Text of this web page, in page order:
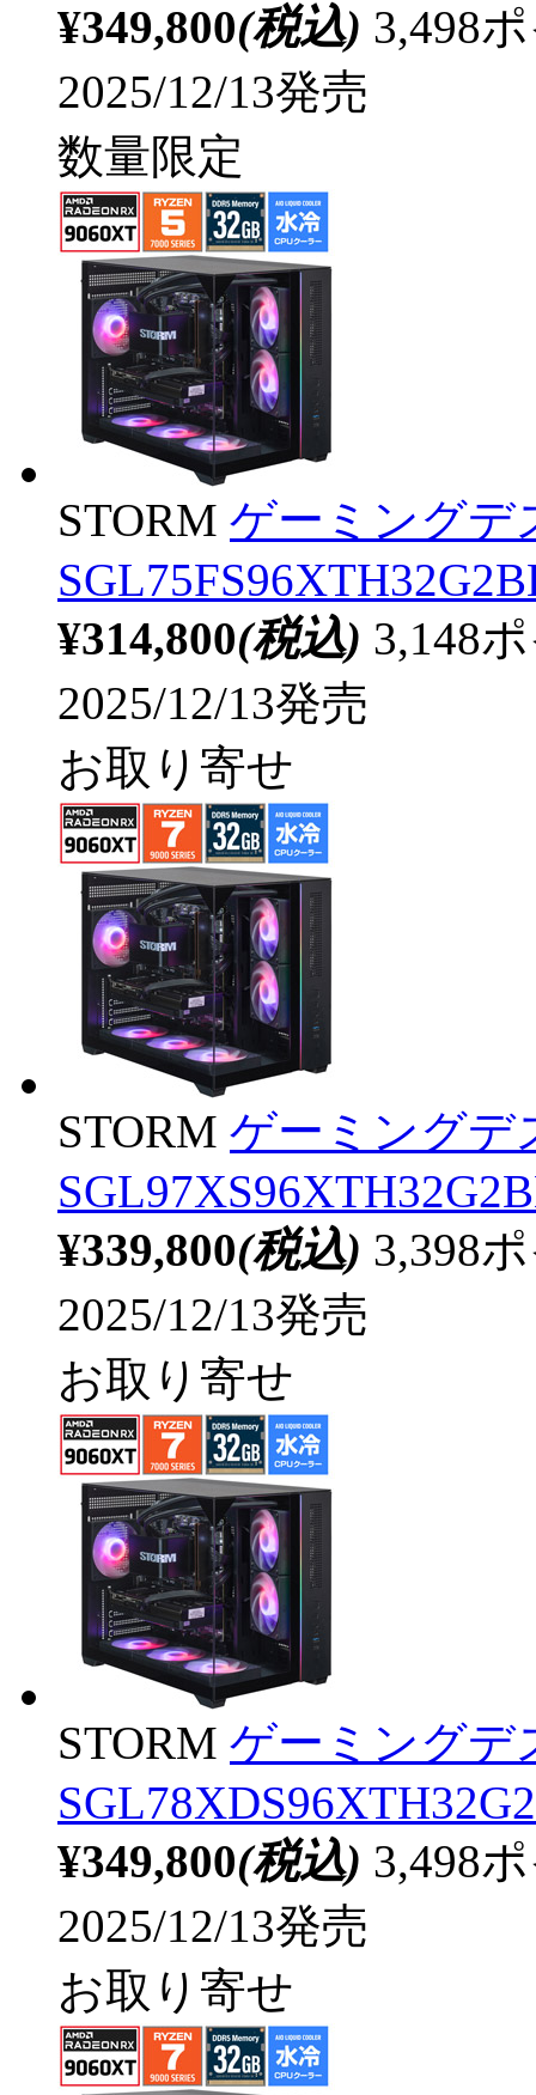
¥349,800(税込) 3,498
2025/12/13発売
数量限定
STORM ゲーミングデ
¥314,800(税込) 3,148
2025/12/13発売
お取り寄せ
STORM ゲーミングデ
¥339,800(税込) 3,398
2025/12/13発売
お取り寄せ
STORM ゲーミングデ
¥349,800(税込) 3,498
2025/12/13発売
お取り寄せ